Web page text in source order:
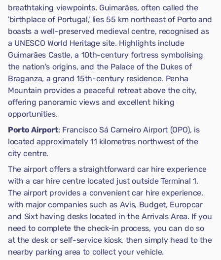
breathtaking viewpoints. Guimarães, often called the
'birthplace of Portugal,' lies 55 km northeast of Porto and
boasts a well-preserved medieval centre, recognised as
a UNESCO World Heritage site. Highlights include
Guimarães Castle, a 10th-century fortress symbolising
the nation's origins, and the Palace of the Dukes of
Braganza, a grand 15th-century residence. Penha
Mountain provides a peaceful retreat above the city,
offering panoramic views and excellent hiking
opportunities.
Porto Airport: Francisco Sá Carneiro Airport (OPO), is
located approximately 11 kilometres northwest of the
city centre.
The airport offers a straightforward car hire experience
with a car hire centre located just outside Terminal 1.
The airport provides a convenient car hire experience,
with major companies such as Avis, Budget, Europcar
and Sixt having desks located in the Arrivals Area. If you
need to complete the check-in process, you can do so
at the desk or self-service kiosk, then simply head to the
nearby parking area to collect your vehicle.